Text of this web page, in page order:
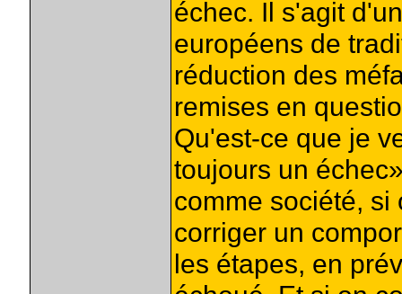
échec. Il s'agit
européens de
réduction des
remises en
Qu'est-ce que je
toujours un
comme société,
corriger un
les étapes, en